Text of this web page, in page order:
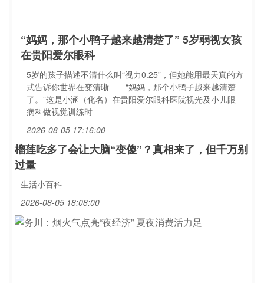
“妈妈，那个小鸭子越来越清楚了” 5岁弱视女孩
在贵阳爱尔眼科
5岁的孩子描述不清什么叫“视力0.25”，但她能用最天真的方
式告诉你世界在变清晰——“妈妈，那个小鸭子越来越清楚
了。”这是小涵（化名）在贵阳爱尔眼科医院视光及小儿眼
病科做视觉训练时
2026-08-05 17:16:00
榴莲吃多了会让大脑“变傻”？真相来了，但千万别
过量
生活小百科
2026-08-05 18:08:00